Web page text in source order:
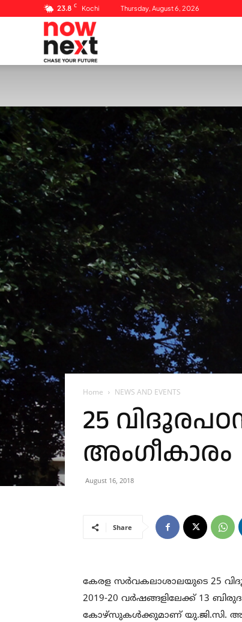
23.8 C Kochi Thursday, August 6, 2026
Home NEWS AND EVENTS
25
അംഗീകാരം
August 16, 2018
Share
കേരള സർവകലാശാലയുടെ 25
2019-20 വർഷങ്ങളിലേക്ക‌് 13
കോഴ്സുകൾക്കുമാണ് യു.ജി.സി.